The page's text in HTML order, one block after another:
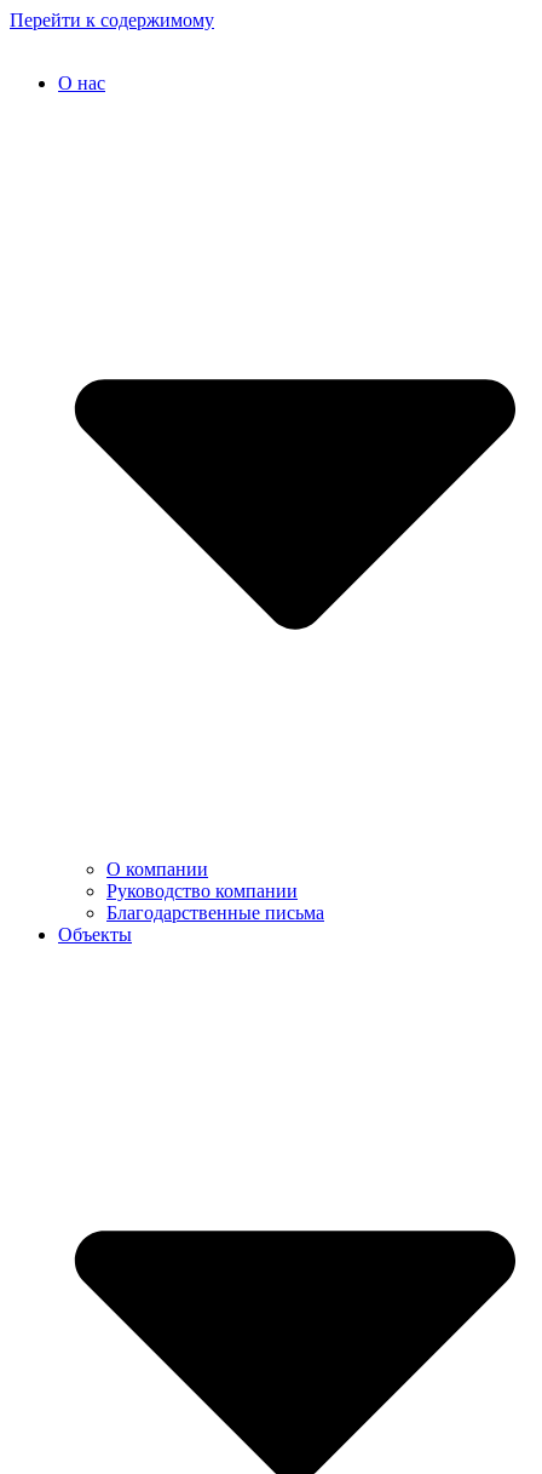
Перейти к содержимому
О нас
О компании
Руководство компании
Благодарственные письма
Объекты